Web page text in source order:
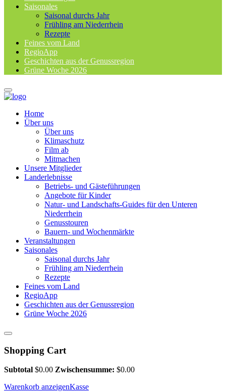
Saisonales
Saisonal durchs Jahr
Frühling am Niederrhein
Rezepte
Feines vom Land
RegioApp
Geschichten aus der Genussregion
Grüne Woche 2026
Home
Über uns
Über uns
Klimaschutz
Film ab
Mitmachen
Unsere Mitglieder
Landerlebnisse
Betriebs- und Gästeführungen
Angebote für Kinder
Natur- und Landschafts-Guides für den Unteren
Niederrhein
Genusstouren
Bauern- und Wochenmärkte
Veranstaltungen
Saisonales
Saisonal durchs Jahr
Frühling am Niederrhein
Rezepte
Feines vom Land
RegioApp
Geschichten aus der Genussregion
Grüne Woche 2026
Shopping Cart
Subtotal $0.00 Zwischensumme: $0.00
Warenkorb anzeigenKasse